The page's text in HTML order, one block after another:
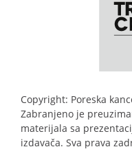
Copyright: Poreska
Zabranjeno je
materijala sa
izdavača. Sva prava